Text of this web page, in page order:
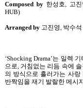
Composed by 한성호, 고
HUB)
Arranged by 고진영, 박수석
‘Shocking Drama’는 일렉
으로, 거침없는 리듬 속에
의 방식으로 흘러가는 사
반짝임을 재기 발랄한 메시